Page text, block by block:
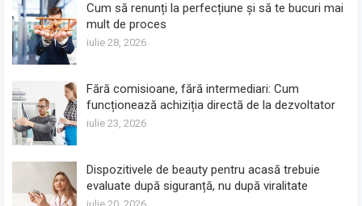
Cum să renunți la perfecțiune și să te bucuri mai
mult de proces
iulie 28, 2026
Fără comisioane, fără intermediari: Cum
funcționează achiziția directă de la dezvoltator
iulie 23, 2026
Dispozitivele de beauty pentru acasă trebuie
evaluate după siguranță, nu după viralitate